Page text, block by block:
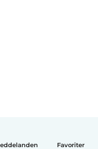
Favoriter